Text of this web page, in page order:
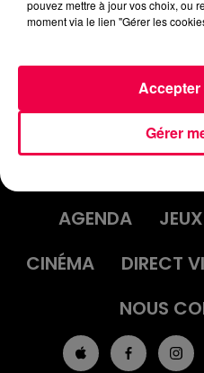
ASTUCE DE LA
AGENDA
JEUX
CINÉMA
DIRECT
NOUS
pouvez mettre à jour vos choix, ou
moment via le lien "Gérer les
Gérer
Accepter